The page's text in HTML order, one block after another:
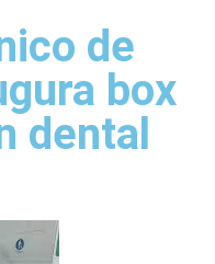
de
box
dental